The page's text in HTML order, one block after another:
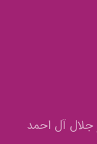
جلال آل احمد